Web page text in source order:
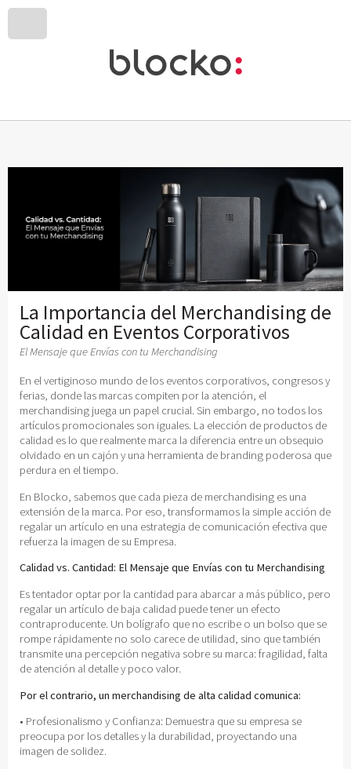
La Importancia del Merchandising de
Calidad en Eventos Corporativos
El Mensaje que Envías con tu Merchandising
En el vertiginoso mundo de los eventos corporativos, congresos y
ferias, donde las marcas compiten por la atención, el
merchandising juega un papel crucial. Sin embargo, no todos los
artículos promocionales son iguales. La elección de productos de
calidad es lo que realmente marca la diferencia entre un obsequio
olvidado en un cajón y una herramienta de branding poderosa que
perdura en el tiempo.
En Blocko, sabemos que cada pieza de merchandising es una
extensión de la marca. Por eso, transformamos la simple acción de
regalar un artículo en una estrategia de comunicación efectiva que
refuerza la imagen de su Empresa.
Calidad vs. Cantidad: El Mensaje que Envías con tu Merchandising
Es tentador optar por la cantidad para abarcar a más público, pero
regalar un artículo de baja calidad puede tener un efecto
contraproducente. Un bolígrafo que no escribe o un bolso que se
rompe rápidamente no solo carece de utilidad, sino que también
transmite una percepción negativa sobre su marca: fragilidad, falta
de atención al detalle y poco valor.
Por el contrario, un merchandising de alta calidad comunica:
• Profesionalismo y Confianza: Demuestra que su empresa se
preocupa por los detalles y la durabilidad, proyectando una
imagen de solidez.